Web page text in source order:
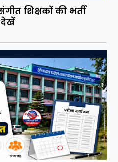
शिक्षकों की भर्ती
देखें